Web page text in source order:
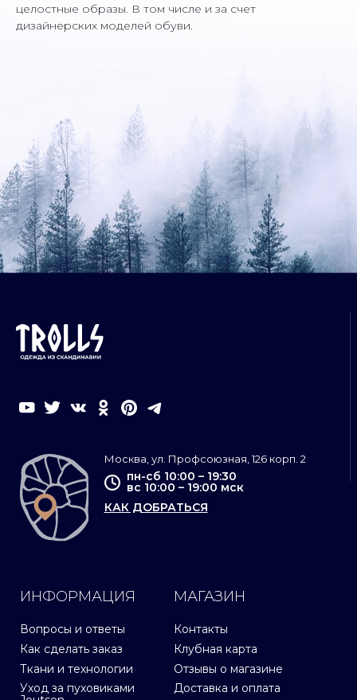
целостные образы. В том числе и за счет
дизайнерских моделей обуви.
ИНФОРМАЦИЯ
Вопросы и ответы
Как сделать заказ
Ткани и технологии
Уход за пуховиками
МАГАЗИН
Контакты
Клубная карта
Отзывы о магазине
Доставка и оплата
Москва, ул. Профсоюзная, 126 корп. 2
пн-сб 10:00 – 19:30
вс 10:00 – 19:00 мск
КАК ДОБРАТЬСЯ